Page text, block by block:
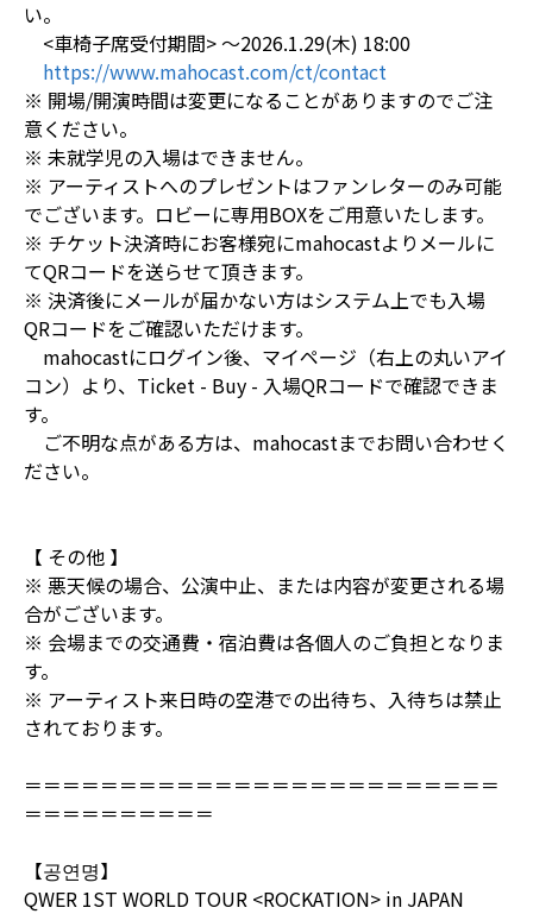
い。
<車椅子席受付期間> ～2026.1.29(木) 18:00
https://www.mahocast.com/ct/contact
※ 開場/開演時間は変更になることがありますのでご注
意ください。
※ 未就学児の入場はできません。
※ アーティストへのプレゼントはファンレターのみ可能
でございます。ロビーに専用BOXをご用意いたします。
※ チケット決済時にお客様宛にmahocastよりメールに
てQRコードを送らせて頂きます。
※ 決済後にメールが届かない方はシステム上でも入場
QRコードをご確認いただけます。
mahocastにログイン後、マイページ（右上の丸いアイ
コン）より、Ticket - Buy - 入場QRコードで確認できま
す。
ご不明な点がある方は、mahocastまでお問い合わせく
ださい。
【 その他 】
※ 悪天候の場合、公演中止、または内容が変更される場
合がございます。
※ 会場までの交通費・宿泊費は各個人のご負担となりま
す。
※ アーティスト来日時の空港での出待ち、入待ちは禁止
されております。
＝＝＝＝＝＝＝＝＝＝＝＝＝＝＝＝＝＝＝＝＝＝＝＝＝
＝＝＝＝＝＝＝＝＝＝
【공연명】
QWER 1ST WORLD TOUR <ROCKATION> in JAPAN